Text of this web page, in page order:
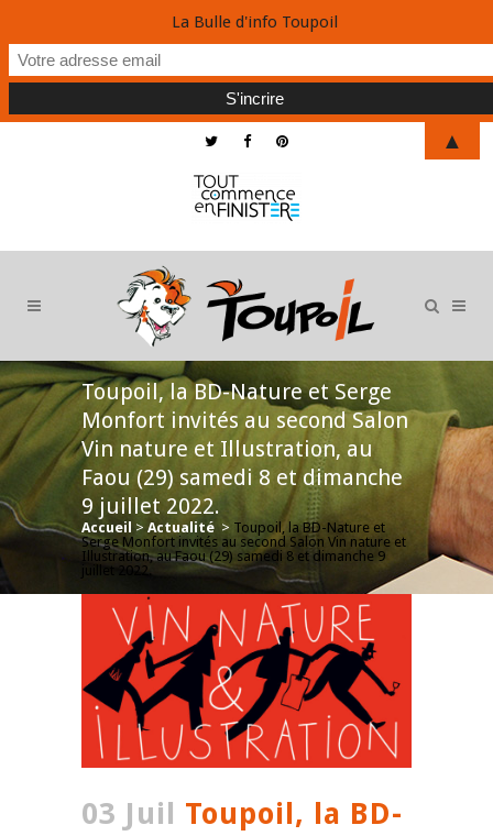
Toupoil, la BD-Nature et Serge
Monfort invités au second Salon
Vin nature et Illustration, au
Faou (29) samedi 8 et dimanche
9 juillet 2022.
Accueil > Actualité > Toupoil, la BD-Nature et
Serge Monfort invités au second Salon Vin nature et
Illustration, au Faou (29) samedi 8 et dimanche 9
juillet 2022.
03 Juil Toupoil, la BD-
La Bulle d'info Toupoil
▲